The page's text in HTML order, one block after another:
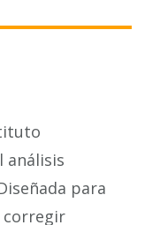
análisis
para
corregir